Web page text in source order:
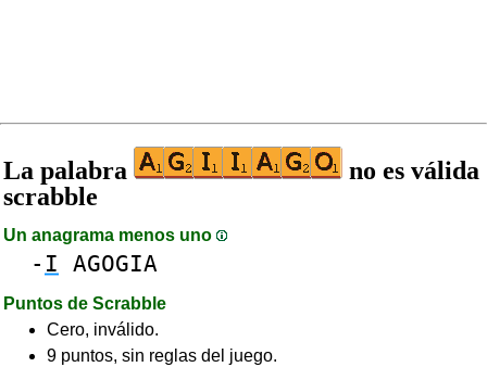
La palabra
no es válida
scrabble
Un anagrama menos uno
- I AGOGIA
Puntos de Scrabble
Cero, inválido.
9 puntos, sin reglas del juego.